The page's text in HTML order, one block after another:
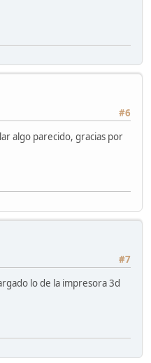
#6
algo parecido, gracias por
#7
lo de la impresora 3d